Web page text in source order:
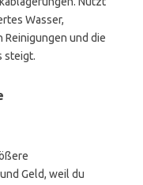
Wasser,
und die
steigt.
Geld, weil du